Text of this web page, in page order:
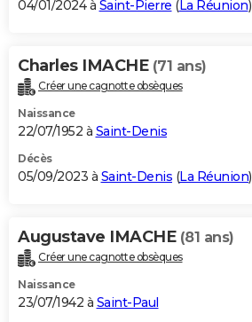
04/01/2024 à Saint-Pierre (La Réunion)
Charles IMACHE (71 ans)
Créer une cagnotte obsèques
Naissance
22/07/1952 à Saint-Denis
Décès
05/09/2023 à Saint-Denis (La Réunion)
Augustave IMACHE (81 ans)
Créer une cagnotte obsèques
Naissance
23/07/1942 à Saint-Paul